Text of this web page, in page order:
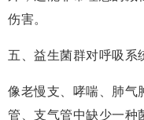
伤害。
五、益生菌群对呼吸系
像老慢支、哮喘、肺气
管、支气管中缺少一种